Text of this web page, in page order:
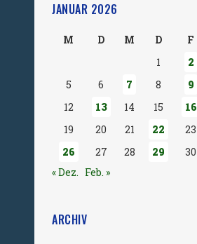
JANUAR 2026
M D M D F
1
2
5
6 7 8 9
12
13 14 15 16
19
20 21 22 23
26
27 28 29 30
« Dez. Feb. »
ARCHIV